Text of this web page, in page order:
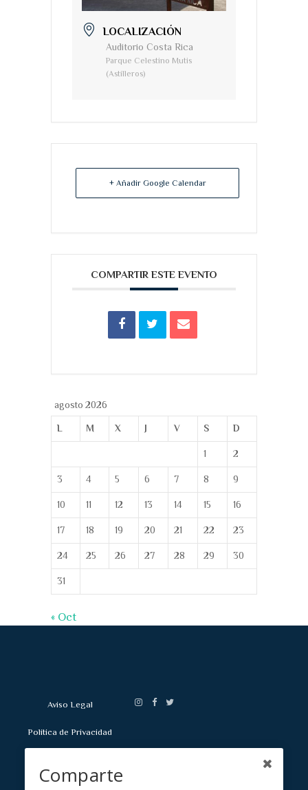
LOCALIZACIÓN
Auditorio Costa Rica
Parque Celestino Mutis
(Astilleros)
+ Añadir Google Calendar
COMPARTIR ESTE EVENTO
agosto 2026
L M X J V S D
1 2
3 4 5 6 7 8 9
10 11 12 13 14 15 16
17 18 19 20 21 22 23
24 25 26 27 28 29 30
31
« Oct
Aviso Legal
Política de Privacidad
Mapa Web
Comparte